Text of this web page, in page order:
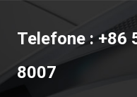
Telefone : +86
8007